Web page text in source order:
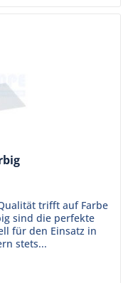
trifft auf Farbe
sind die perfekte
für den Einsatz in
stets...